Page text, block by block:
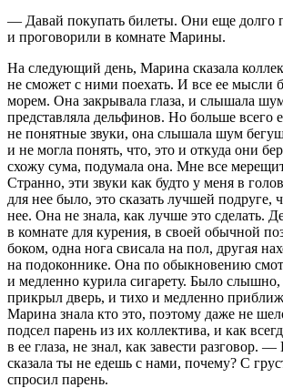
— Давай покупать билеты. Они еще долго
и проговорили в комнате Марины.
На следующий день, Марина сказала
не сможет с ними поехать. И все ее мысли
морем. Она закрывала глаза, и слышала
представляла дельфинов. Но больше всего
не понятные звуки, она слышала шум
и не могла понять, что, это и откуда они
схожу сума, подумала она. Мне все
Странно, эти звуки как будто у меня в
для нее было, это сказать лучшей подруге,
нее. Она не знала, как лучше это сделать.
в комнате для курения, в своей обычной
боком, одна нога свисала на пол, другая
на подоконнике. Она по обыкновению
и медленно курила сигарету. Было
прикрыл дверь, и тихо и медленно
Марина знала кто это, поэтому даже не
подсел парень из их коллектива, и как
в ее глаза, не знал, как завести разговор.
сказала ты не едешь с нами, почему? С
спросил парень.